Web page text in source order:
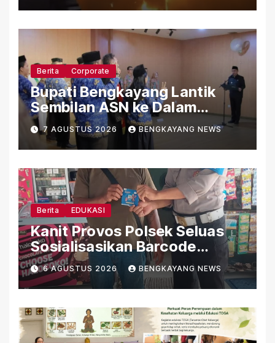
Berita Corporate
Bupati Bengkayang Lantik
Sembilan ASN ke Dalam
Jabatan Fungsional
7 AGUSTUS 2026 BENGKAYANG NEWS
Berita EDUKASI
Kanit Provos Polsek Seluas
Sosialisasikan Barcode
Pengaduan Cepat Propam
Polri kepada Masyarakat
Desa Seluas
6 AGUSTUS 2026 BENGKAYANG NEWS